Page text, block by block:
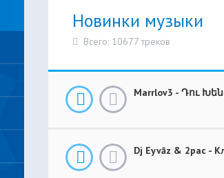
Новинки музыки
Всего: 10677 треков
Marrlov3 - Դու
Dj Eyvāz & 2pac -